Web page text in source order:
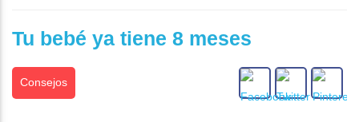
Tu bebé ya tiene 8 meses
Consejos